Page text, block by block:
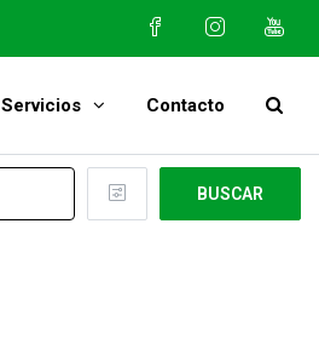
Servicios Contacto
BUSCAR